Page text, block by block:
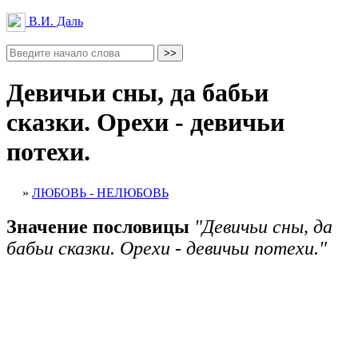
В.И. Даль
Девичьи сны, да бабьи
сказки. Орехи - девичьи
потехи.
» ЛЮБОВЬ - НЕЛЮБОВЬ
Значение пословицы "Девичьи сны, да
бабьи сказки. Орехи - девичьи потехи."